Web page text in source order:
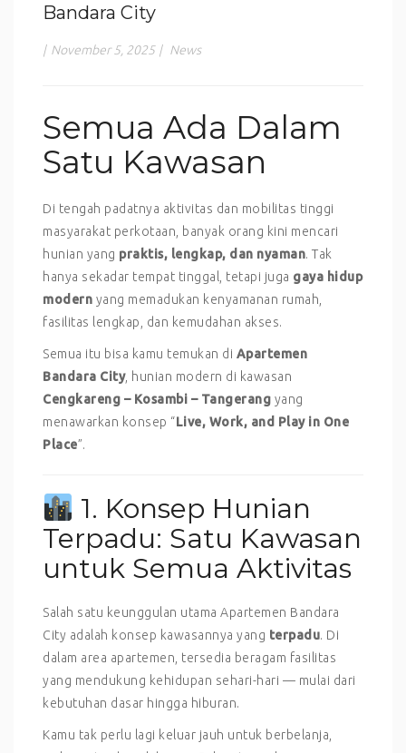
Bandara City
| November 5, 2025 | News
Semua Ada Dalam
Satu Kawasan
Di tengah padatnya aktivitas dan mobilitas tinggi
masyarakat perkotaan, banyak orang kini mencari
hunian yang praktis, lengkap, dan nyaman. Tak
hanya sekadar tempat tinggal, tetapi juga gaya hidup
modern yang memadukan kenyamanan rumah,
fasilitas lengkap, dan kemudahan akses.
Semua itu bisa kamu temukan di Apartemen
Bandara City, hunian modern di kawasan
Cengkareng – Kosambi – Tangerang yang
menawarkan konsep “Live, Work, and Play in One
Place”.
1. Konsep Hunian
Terpadu: Satu Kawasan
untuk Semua Aktivitas
Salah satu keunggulan utama Apartemen Bandara
City adalah konsep kawasannya yang terpadu. Di
dalam area apartemen, tersedia beragam fasilitas
yang mendukung kehidupan sehari-hari — mulai dari
kebutuhan dasar hingga hiburan.
Kamu tak perlu lagi keluar jauh untuk berbelanja,